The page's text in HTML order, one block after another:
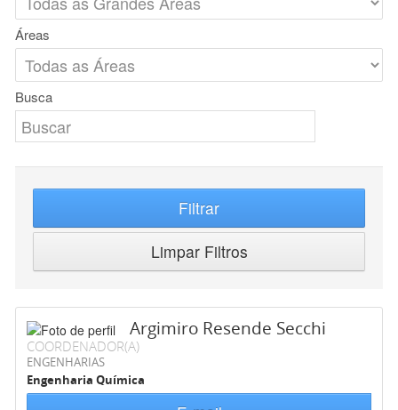
Áreas
Busca
Filtrar
Limpar Filtros
Argimiro Resende Secchi
COORDENADOR(A)
ENGENHARIAS
Engenharia Química